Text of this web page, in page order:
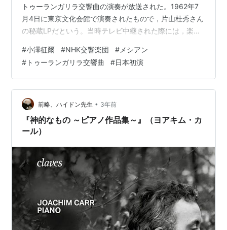
トゥーランガリラ交響曲の演奏が放送された。1962年7
月4日に東京文化会館で演奏されたもので，片山杜秀さん
の秘蔵LPだという。当時テレビ中継された際には，楽章
（https://concertdiary.blog.fc2.com/blog-entry-
74.html?sp）が，このLPでは拍手は全てカットされてい
るようだ。 これは本当に凄まじい演奏だ。特に第5楽章
と第10楽章は，まさに火の玉のような演奏とはこういう
演奏を言うのだ，と思わせる。N響も…
#小澤征爾 #NHK交響楽団 # メシアン
# トゥーランガリラ交響曲 #日本初演
前略、ハイドン先生 • 3年前
『神的なもの ～ピアノ作品集～』（ヨアキム・カ
ール）